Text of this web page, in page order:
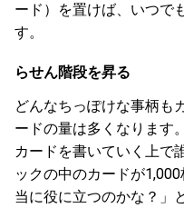
ード）を置けば、いつで
す。
らせん階段を昇る
どんなちっぽけな事柄も
ードの量は多くなります
カードを書いていく上で
ックの中のカードが
当に役に立つのかな？」